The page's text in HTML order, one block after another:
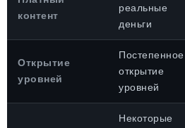
контент
реальные
деньги
Открытие
уровней
Постепенное
открытие
уровней
Некоторые